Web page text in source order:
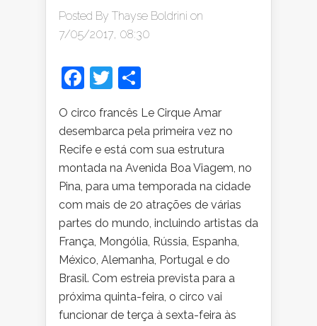
Posted By Thayse Boldrini on
7/05/2017, 08:30
Facebook
Twitter
O circo francês Le Cirque Amar
desembarca pela primeira vez no
Recife e está com sua estrutura
montada na Avenida Boa Viagem, no
Pina, para uma temporada na cidade
com mais de 20 atrações de várias
partes do mundo, incluindo artistas da
França, Mongólia, Rússia, Espanha,
México, Alemanha, Portugal e do
Brasil. Com estreia prevista para a
próxima quinta-feira, o circo vai
funcionar de terça à sexta-feira às